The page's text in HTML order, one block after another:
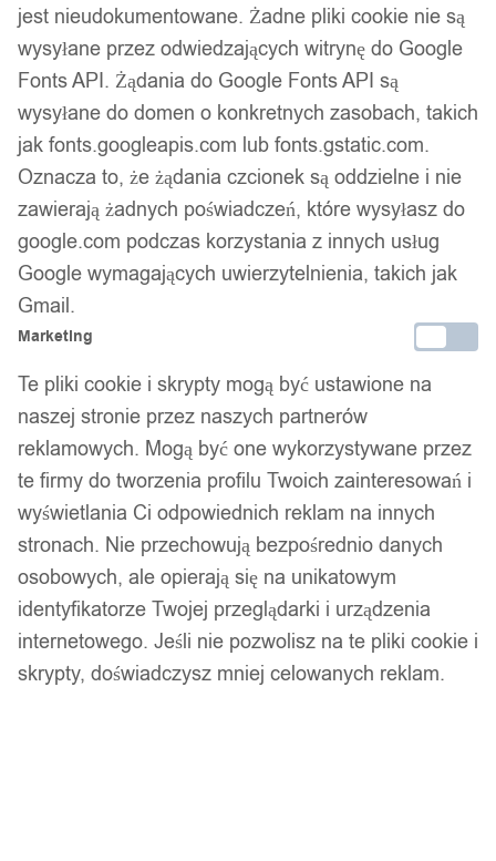
24,99 zł
Darmowa dostawa od 90 zł
Dostawa w 24h
Zamówienia złożone do 14:00 wysyłamy tego samego dnia.
Dostawa w 24h
Zamówienia złożone do 14:00 wysyłamy tego samego dnia.
Kod produktu:349
Dostępny w magazynie - szybka dostawa
Zamówienia złożone do 14:00 w dni robocze wysyłamy tego
samego dnia.
Bezpieczne płatności
14 dni na zwrot
jest nieudokumentowane. Żadne pliki cookie nie są
wysyłane przez odwiedzających witrynę do Google
Fonts API. Żądania do Google Fonts API są
wysyłane do domen o konkretnych zasobach, takich
jak fonts.googleapis.com lub fonts.gstatic.com.
Oznacza to, że żądania czcionek są oddzielne i nie
zawierają żadnych poświadczeń, które wysyłasz do
google.com podczas korzystania z innych usług
Google wymagających uwierzytelnienia, takich jak
Gmail.
Marketing
Te pliki cookie i skrypty mogą być ustawione na
naszej stronie przez naszych partnerów
reklamowych. Mogą być one wykorzystywane przez
te firmy do tworzenia profilu Twoich zainteresowań i
wyświetlania Ci odpowiednich reklam na innych
stronach. Nie przechowują bezpośrednio danych
osobowych, ale opierają się na unikatowym
identyfikatorze Twojej przeglądarki i urządzenia
internetowego. Jeśli nie pozwolisz na te pliki cookie i
skrypty, doświadczysz mniej celowanych reklam.